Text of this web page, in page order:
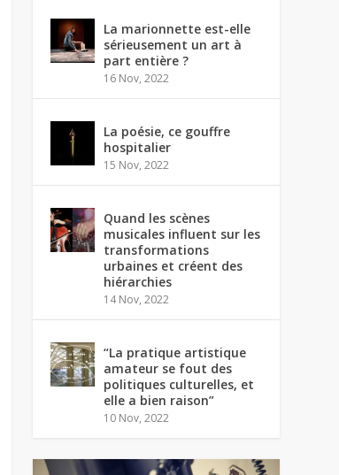
La marionnette est-elle
sérieusement un art à
part entière ?
16 Nov, 2022
La poésie, ce gouffre
hospitalier
15 Nov, 2022
Quand les scènes
musicales influent sur les
transformations
urbaines et créent des
hiérarchies
14 Nov, 2022
“La pratique artistique
amateur se fout des
politiques culturelles, et
elle a bien raison”
10 Nov, 2022